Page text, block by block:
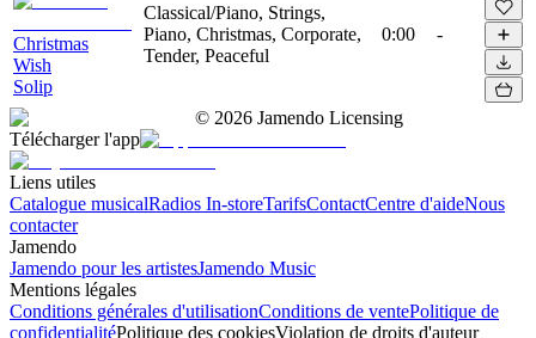
Christmas
Wish
Solip
Classical/Piano, Strings,
Piano, Christmas, Corporate,
Tender, Peaceful
0:00 -
© 2026 Jamendo Licensing
Télécharger l'app
Liens utiles
Catalogue musicalRadios In-storeTarifsContactCentre d'aideNous
contacter
Jamendo
Jamendo pour les artistesJamendo Music
Mentions légales
Conditions générales d'utilisationConditions de ventePolitique de
confidentialitéPolitique des cookiesViolation de droits d'auteur